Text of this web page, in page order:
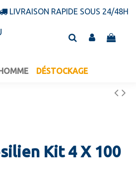
LIVRAISON RAPIDE SOUS 24/48H
DÉSTOCKAGE
Kit 4 X 100